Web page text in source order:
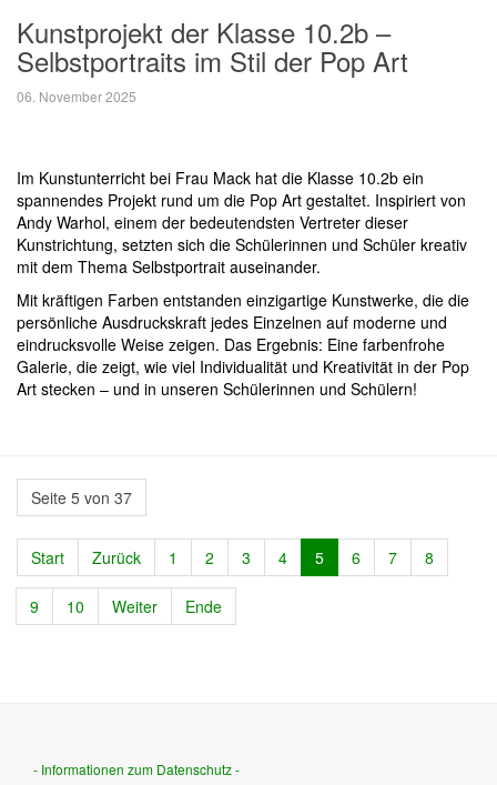
Kunstprojekt der Klasse 10.2b –
Selbstportraits im Stil der Pop Art
06. November 2025
Im Kunstunterricht bei Frau Mack hat die Klasse 10.2b ein
spannendes Projekt rund um die Pop Art gestaltet. Inspiriert von
Andy Warhol, einem der bedeutendsten Vertreter dieser
Kunstrichtung, setzten sich die Schülerinnen und Schüler kreativ
mit dem Thema Selbstportrait auseinander.
Mit kräftigen Farben entstanden einzigartige Kunstwerke, die die
persönliche Ausdruckskraft jedes Einzelnen auf moderne und
eindrucksvolle Weise zeigen. Das Ergebnis: Eine farbenfrohe
Galerie, die zeigt, wie viel Individualität und Kreativität in der Pop
Art stecken – und in unseren Schülerinnen und Schülern!
Seite 5 von 37
Start Zurück 1 2 3 4 5 6 7 8
9 10 Weiter Ende
- Informationen zum Datenschutz -